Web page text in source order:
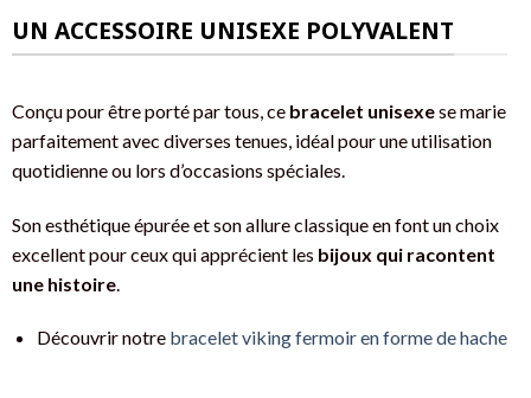
UN ACCESSOIRE UNISEXE POLYVALENT
Conçu pour être porté par tous, ce bracelet unisexese marie
parfaitement avec diverses tenues, idéal pour une utilisation
quotidienne ou lors d’occasions spéciales.
Son esthétique épurée et son allure classique en font un choix
excellent pour ceux qui apprécient les bijoux qui racontent
une histoire.
Découvrir notre bracelet viking fermoir en forme de hache